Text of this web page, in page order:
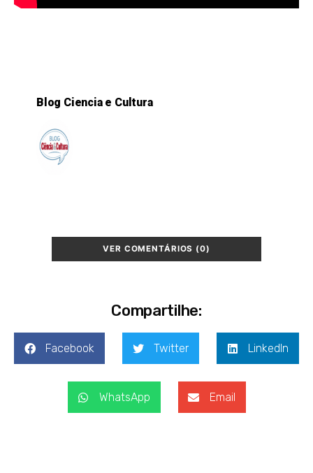
Blog Ciencia e Cultura
VER COMENTÁRIOS (0)
Compartilhe:
Facebook Twitter LinkedIn
WhatsApp Email